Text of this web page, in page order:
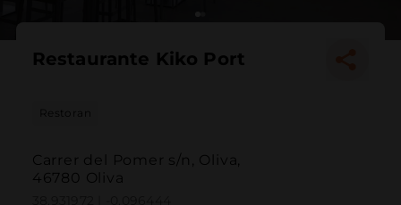
Restaurante Kiko Port
Restoran
Carrer del Pomer s/n, Oliva,
46780 Oliva